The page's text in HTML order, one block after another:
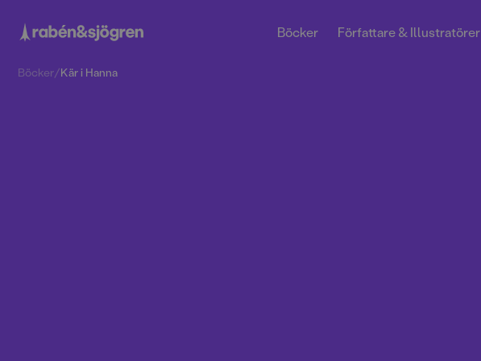
Böcker Författare & Illustratörer
Böcker/Kär i Hanna